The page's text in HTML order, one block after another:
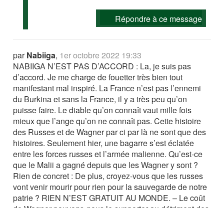
Répondre à ce message
parNabiiga, 1er octobre 2022 19:33
NABIIGA N’EST PAS D’ACCORD : La, je suis pas
d’accord. Je me charge de fouetter très bien tout
manifestant mal inspiré. La France n’est pas l’ennemi
du Burkina et sans la France, il y a très peu qu’on
puisse faire. Le diable qu’on connaît vaut mille fois
mieux que l’ange qu’on ne connaît pas. Cette histoire
des Russes et de Wagner par ci par là ne sont que des
histoires. Seulement hier, une bagarre s’est éclatée
entre les forces russes et l’armée malienne. Qu’est-ce
que le Malii a gagné depuis que les Wagner y sont ?
Rien de concret : De plus, croyez-vous que les russes
vont venir mourir pour rien pour la sauvegarde de notre
patrie ? RIEN N’EST GRATUIT AU MONDE. – Le coût